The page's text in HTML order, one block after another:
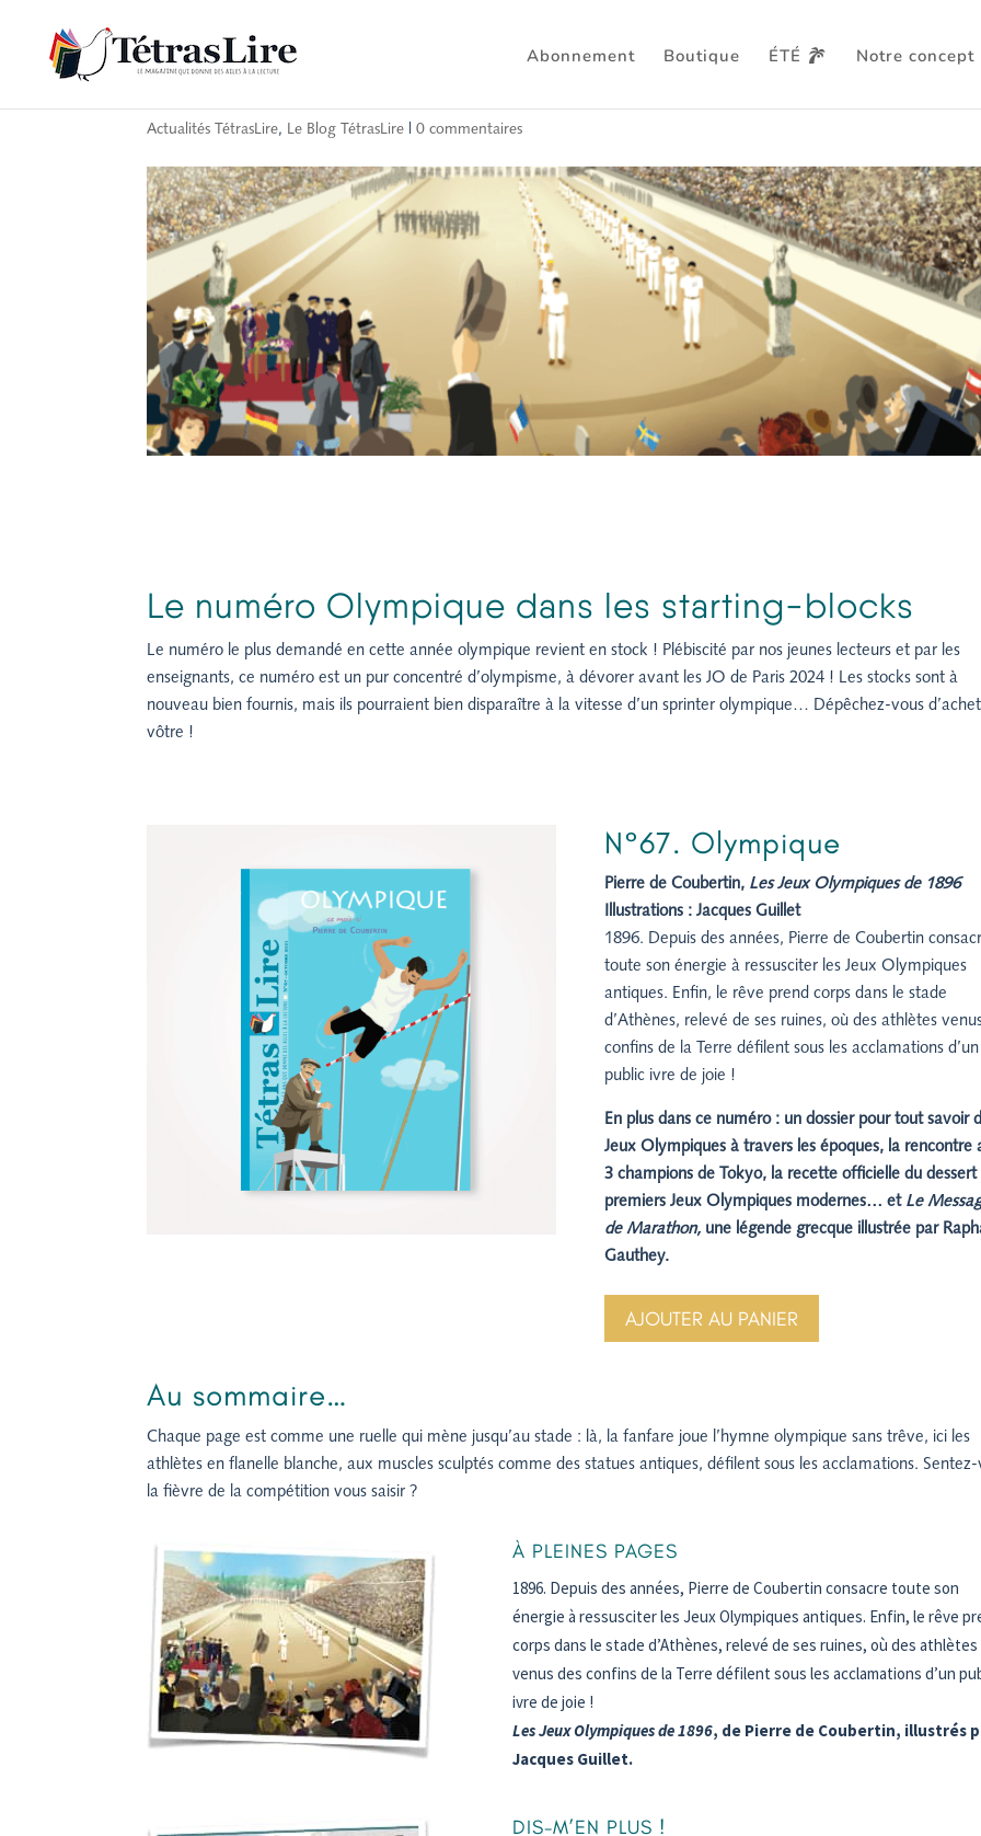
Abonnement Boutique ÉTÉ Notre concept
Le numéro Olympique dans les starting-blocks
Actualités TétrasLire, Le Blog TétrasLire |0 commentaires
Le numéro Olympique dans les starting-blocks
Le numéro le plus demandé en cette année olympique revient en stock ! Plébiscité par nos jeunes lecteurs et par les
enseignants, ce numéro est un pur concentré d’olympisme, à dévorer avant les JO de Paris 2024 ! Les stocks sont à
nouveau bien fournis, mais ils pourraient bien disparaître à la vitesse d’un sprinter olympique… Dépêchez-vous
vôtre !
N°67. Olympique
Pierre de Coubertin, Les Jeux Olympiques de 1896
Illustrations : Jacques Guillet
1896. Depuis des années, Pierre de Coubertin
toute son énergie à ressusciter les Jeux Olympiques
antiques. Enfin, le rêve prend corps dans le stade
d’Athènes, relevé de ses ruines, où des athlètes
confins de la Terre défilent sous les acclamations d’un
public ivre de joie !
En plus dans ce numéro : un dossier pour tout savoir
Jeux Olympiques à travers les époques, la rencontre
3 champions de Tokyo, la recette officielle du dessert
premiers Jeux Olympiques modernes… et Le
de Marathon,une légende grecque illustrée par
Gauthey.
AJOUTER AU PANIER
Au sommaire…
Chaque page est comme une ruelle qui mène jusqu’au stade : là, la fanfare joue l’hymne olympique sans trêve, ici les
athlètes en flanelle blanche, aux muscles sculptés comme des statues antiques, défilent sous les acclamations. Sentez-
la fièvre de la compétition vous saisir ?
À PLEINES PAGES
Depuis des années, Pierre de Coubertin consacre toute son
énergie à ressusciter les Jeux Olympiques antiques. Enfin, le rêve
corps dans le stade d’Athènes, relevé de ses ruines, où des athlètes
venus des confins de la Terre défilent sous les acclamations d’un
ivre de joie !
Les Jeux Olympiques de 1896, de Pierre de Coubertin, illustrés
Jacques Guillet.
DIS-M’EN PLUS !